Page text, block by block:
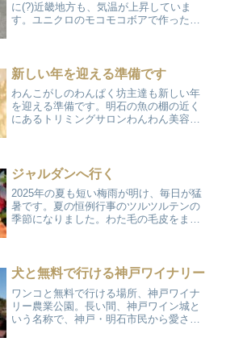
に(?)近畿地方も、気温が上昇していま
す。ユニクロのモコモコボアで作ったセ
からお散歩に行き...
新しい年を迎える準備です
わんこがしのわんぱく坊主達も新しい年
を迎える準備です。明石の魚の棚の近く
にあるトリミングサロンわんわん美容室
貌がワイルドな杉造は、...
ジャルダンへ行く
2025年の夏も短い梅雨が明け、毎日が猛
暑です。夏の恒例行事のツルツルテンの
季節になりました。わた毛の毛皮をまと
先代の時からずっとお...
犬と無料で行ける神戸ワイナリー
ワンコと無料で行ける場所、神戸ワイナ
リー農業公園。長い間、神戸ワイン城と
いう名称で、神戸・明石市民から愛され